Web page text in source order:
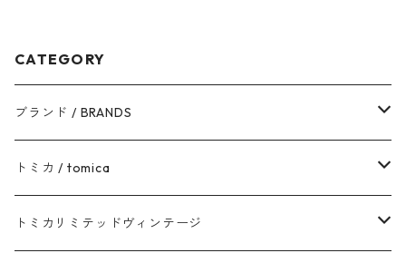
CATEGORY
ブランド / BRANDS
トヨタ / TOYOTA
ダイハツ / DAIHATSU
トミカ / tomica
赤箱 - 現行トミカ
トミカリミテッドヴィンテージ